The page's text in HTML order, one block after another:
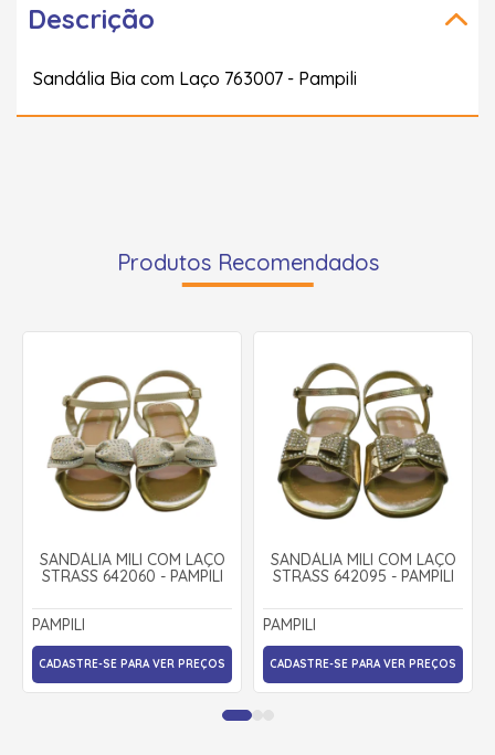
Descrição
Sandália Bia com Laço 763007 - Pampili
Produtos Recomendados
SANDÁLIA MILI COM LAÇO
STRASS 642060 - PAMPILI
PAMPILI
CADASTRE-SE PARA VER PREÇOS
SANDÁLIA MILI COM LAÇO
STRASS 642095 - PAMPILI
PAMPILI
CADASTRE-SE PARA VER PREÇOS